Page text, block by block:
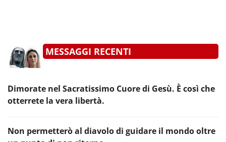
MESSAGGI RECENTI
Dimorate nel Sacratissimo Cuore di Gesù. È così che
otterrete la vera libertà.
Non permetterò al diavolo di guidare il mondo oltre